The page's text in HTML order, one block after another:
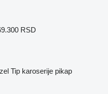
RSD
Tip karoserije pikap